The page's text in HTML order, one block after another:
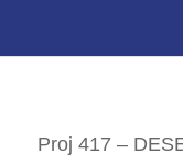
Proj 417 –